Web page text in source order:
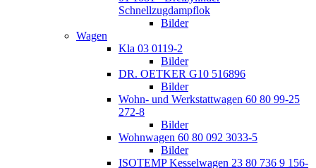
Schnellzugdampflok
Bilder
Wagen
Kla 03 0119-2
Bilder
DR. OETKER G10 516896
Bilder
Wohn- und Werkstattwagen 60 80 99-25
272-8
Bilder
Wohnwagen 60 80 092 3033-5
Bilder
ISOTEMP Kesselwagen 23 80 736 9 156-